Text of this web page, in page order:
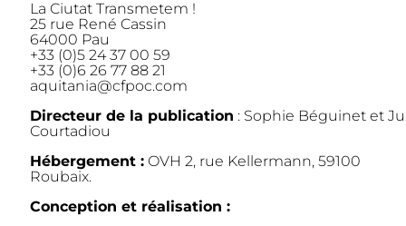
La Ciutat Transmetem !
25 rue René Cassin
64000 Pau
+33 (0)5 24 37 00 59
+33 (0)6 26 77 88 21
aquitania@cfpoc.com
Directeur de la publication : Sophie Béguinet et
Courtadiou
Hébergement : OVH 2, rue Kellermann, 59100
Roubaix.
Conception et réalisation :